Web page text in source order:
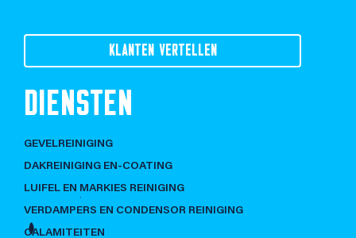
KLANTEN VERTELLEN
DIENSTEN
GEVELREINIGING
DAKREINIGING EN-COATING
LUIFEL EN MARKIES REINIGING
VERDAMPERS EN CONDENSOR REINIGING
CALAMITEITEN